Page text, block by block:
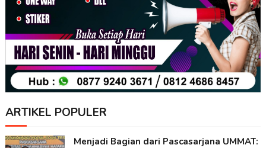
ARTIKEL POPULER
Menjadi Bagian dari Pascasarjana UMMAT: